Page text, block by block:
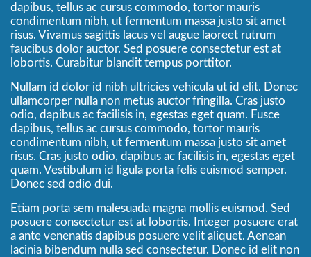
dapibus, tellus ac cursus commodo, tortor mauris
condimentum nibh, ut fermentum massa justo sit amet
risus. Vivamus sagittis lacus vel augue laoreet rutrum
faucibus dolor auctor. Sed posuere consectetur est at
lobortis. Curabitur blandit tempus porttitor.
Nullam id dolor id nibh ultricies vehicula ut id elit. Donec
ullamcorper nulla non metus auctor fringilla. Cras justo
odio, dapibus ac facilisis in, egestas eget quam. Fusce
dapibus, tellus ac cursus commodo, tortor mauris
condimentum nibh, ut fermentum massa justo sit amet
risus. Cras justo odio, dapibus ac facilisis in, egestas eget
quam. Vestibulum id ligula porta felis euismod semper.
Donec sed odio dui.
Etiam porta sem malesuada magna mollis euismod. Sed
posuere consectetur est at lobortis. Integer posuere erat
a ante venenatis dapibus posuere velit aliquet. Aenean
lacinia bibendum nulla sed consectetur. Donec id elit non